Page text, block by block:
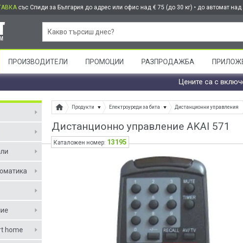
със Спиди за България до адрес или офис над € 75 (до 30 кг) • до автомат над
ПРОИЗВОДИТЕЛИ ПРОМОЦИИ РАЗПРОДАЖБА
Цените са с
home
Продукти Електроуреди за бита Дистанционни управления
Дистанционно управление AKAI 571
Каталожен номер: 13195